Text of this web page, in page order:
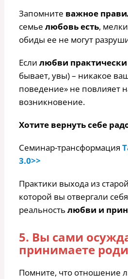
Запомните важное
семье любовь есть,
обиды ее не могут
Если любви практически
бывает, увы) – никакое
поведение» не повлияет
возникновение.
Хотите вернуть себе
Семинар-трансформация
3.0>>
Практики выхода из
которой вы отвергали
реальность любви и
5. Вы сами
принимаете
Помните, что отношение